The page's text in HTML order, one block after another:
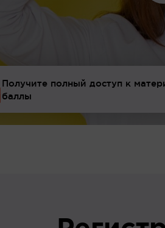
Получите полный доступ к
баллы